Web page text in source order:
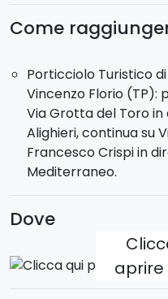
Come
Porticciolo Turistico
Vincenzo Florio (TP):
Via Grotta del Toro in
Alighieri, continua su
Francesco Crispi in
Mediterraneo.
Dove